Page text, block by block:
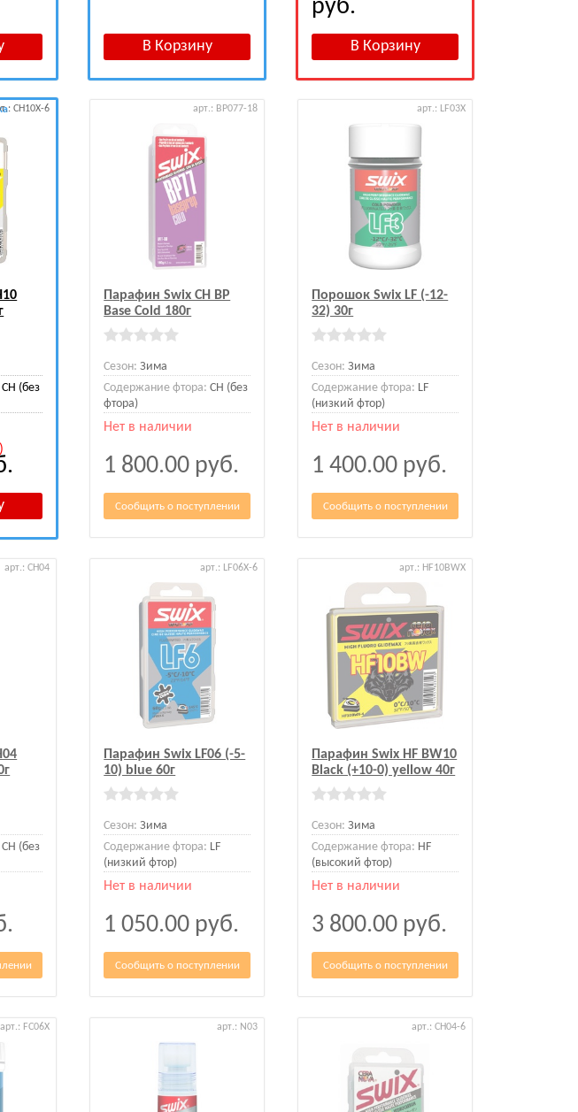
руб.
CH10X-6
CH (без
арт.: BP077-18
Парафин Swix CH BP
Base Cold 180г
Сезон: Зима
Содержание фтора: CH (без
фтора)
Нет в наличии
1 800.00 руб.
Сообщить о поступлении
арт.: LF03X
Порошок Swix LF (-12-
32) 30г
Сезон: Зима
Содержание фтора: LF
(низкий фтор)
Нет в наличии
1 400.00 руб.
Сообщить о поступлении
арт.: CH04
CH (без
арт.: LF06X-6
Парафин Swix LF06 (-5-
10) blue 60г
Сезон: Зима
Содержание фтора: LF
(низкий фтор)
Нет в наличии
1 050.00 руб.
Сообщить о поступлении
арт.: HF10BWX
Парафин Swix HF BW10
Black (+10-0) yellow 40г
Сезон: Зима
Содержание фтора: HF
(высокий фтор)
Нет в наличии
3 800.00 руб.
Сообщить о поступлении
арт.: FC06X арт.: N03 арт.: CH04-6